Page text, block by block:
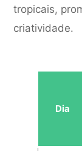
tropicais,
criatividade.
Dia